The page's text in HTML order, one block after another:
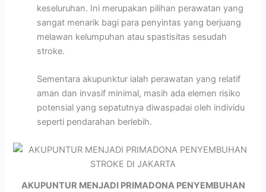
keseluruhan. Ini merupakan pilihan perawatan yang
sangat menarik bagi para penyintas yang berjuang
melawan kelumpuhan atau spastisitas sesudah
stroke.
Sementara akupunktur ialah perawatan yang relatif
aman dan invasif minimal, masih ada elemen risiko
potensial yang sepatutnya diwaspadai oleh individu
seperti pendarahan berlebih.
AKUPUNTUR MENJADI PRIMADONA PENYEMBUHAN